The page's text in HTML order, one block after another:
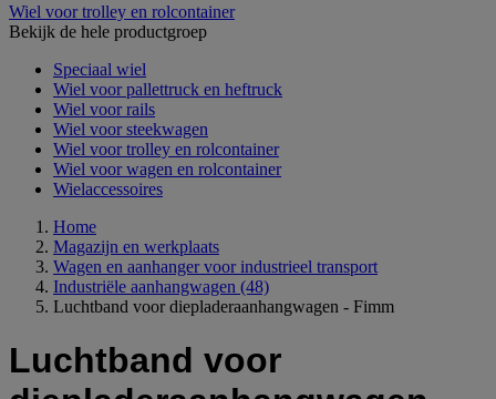
Wiel voor trolley en rolcontainer
Bekijk de hele productgroep
Speciaal wiel
Wiel voor pallettruck en heftruck
Wiel voor rails
Wiel voor steekwagen
Wiel voor trolley en rolcontainer
Wiel voor wagen en rolcontainer
Wielaccessoires
Home
Magazijn en werkplaats
Wagen en aanhanger voor industrieel transport
Industriële aanhangwagen (48)
Luchtband voor diepladeraanhangwagen - Fimm
Luchtband voor